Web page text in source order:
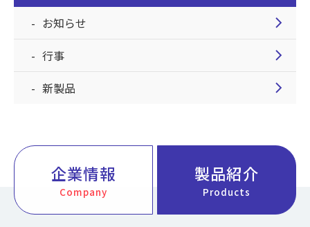
お知らせ
chevron_right
行事 chevron_right
新製品 chevron_right
企業情報
Company
製品紹介
Products